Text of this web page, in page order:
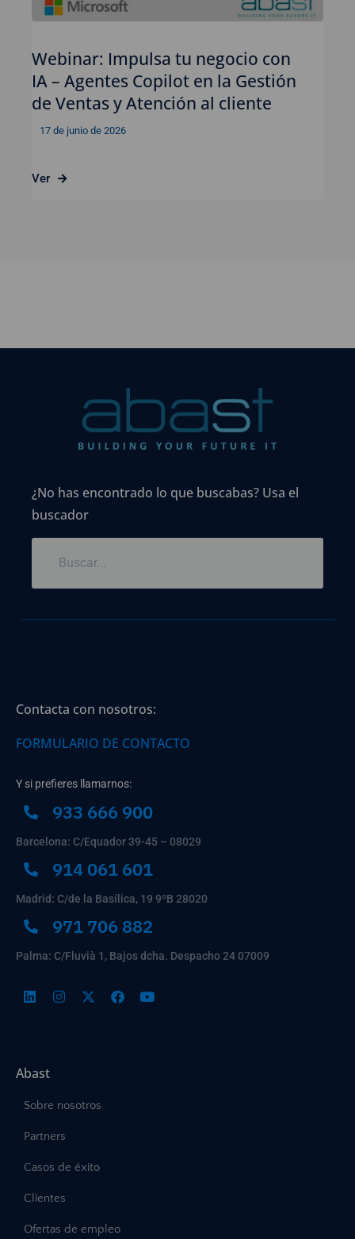
Webinar: Impulsa tu negocio con
IA – Agentes Copilot en la Gestión
de Ventas y Atención al cliente
17 de junio de 2026
Ver
¿No has encontrado lo que buscabas? Usa el
buscador
Contacta con nosotros:
FORMULARIO DE CONTACTO
Y si prefieres llamarnos:
933 666 900
Barcelona: C/Equador 39-45 – 08029
914 061 601
Madrid: C/de la Basílica, 19 9ºB 28020
971 706 882
Palma: C/Fluvià 1, Bajos dcha. Despacho 24 07009
Abast
Sobre nosotros
Partners
Casos de éxito
Clientes
Ofertas de empleo